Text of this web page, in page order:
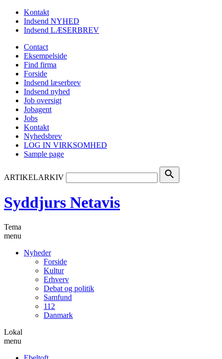
Kontakt
Indsend NYHED
Indsend LÆSERBREV
Contact
Eksempelside
Find firma
Forside
Indsend læserbrev
Indsend nyhed
Job oversigt
Jobagent
Jobs
Kontakt
Nyhedsbrev
LOG IN VIRKSOMHED
Sample page
ARTIKELARKIV search
Syddjurs Netavis
Tema
menu
Nyheder
Forside
Kultur
Erhverv
Debat og politik
Samfund
112
Danmark
Lokal
menu